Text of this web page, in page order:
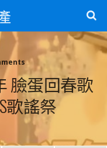
臉蛋回春歌
歌謠祭